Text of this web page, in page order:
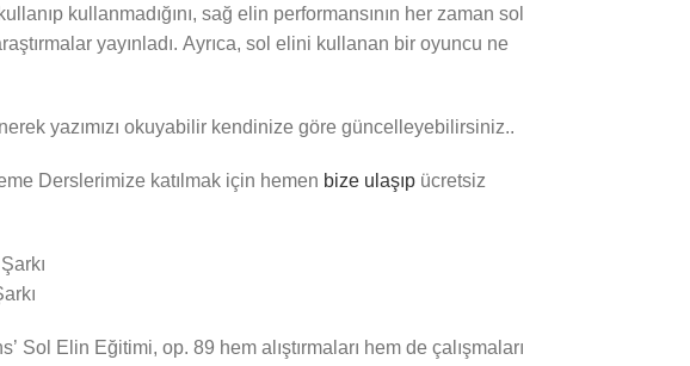
kullanmadığını, sağ elin performansının her zaman sol
yayınladı. Ayrıca, sol elini kullanan bir oyuncu ne
yazımızı okuyabilir kendinize göre güncelleyebilirsiniz..
Derslerimize katılmak için hemen bize ulaşıpücretsiz
Sol Elin Eğitimi, op. 89 hem alıştırmaları hem de çalışmaları